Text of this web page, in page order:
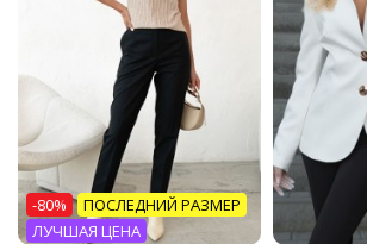
-80%
ПОСЛЕДНИЙ РАЗМЕР
ЛУЧШАЯ ЦЕНА